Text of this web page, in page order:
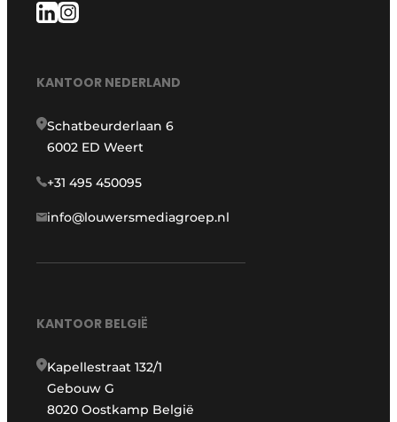
KANTOOR NEDERLAND
Schatbeurderlaan 6
6002 ED Weert
+31 495 450095
info@louwersmediagroep.nl
KANTOOR BELGIË
Kapellestraat 132/1
Gebouw G
8020 Oostkamp België